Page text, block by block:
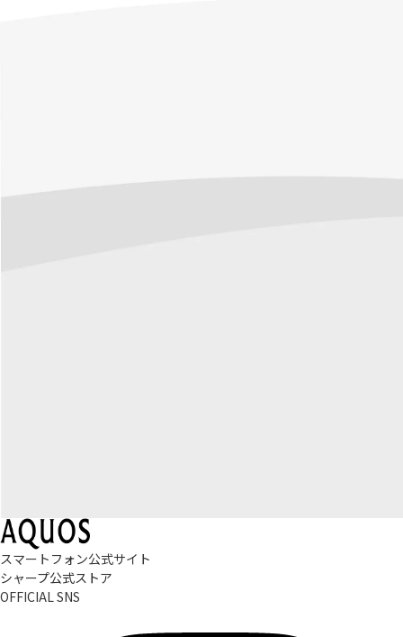
スマートフォン公式サイト
シャープ公式ストア
OFFICIAL SNS